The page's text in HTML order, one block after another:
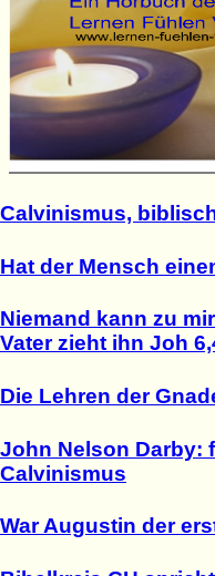
Calvinismus,
Hat der Mensch
Niemand kann zu
Vater zieht ihn Joh
Die Lehren der
John Nelson Darby:
Calvinismus
War Augustin der